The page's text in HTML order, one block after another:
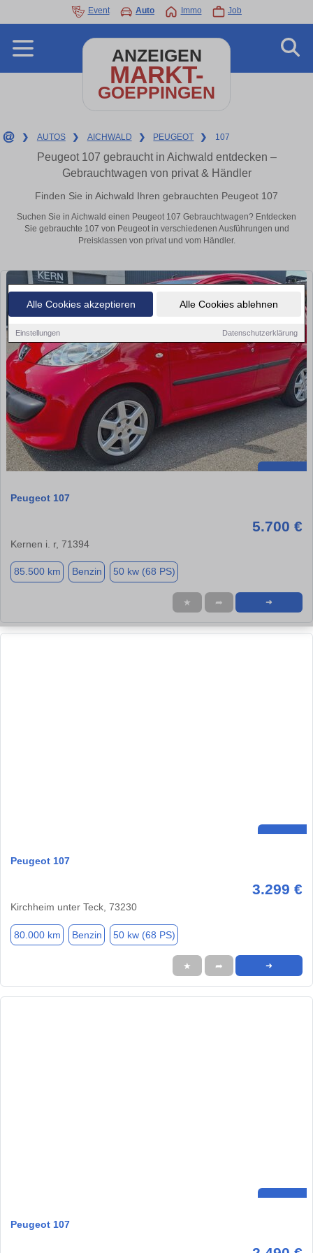
Alle Cookies akzeptieren Alle Cookies ablehnen
Einstellungen Datenschutzerklärung
Event Auto Immo Job
ANZEIGEN
MARKT-
GOEPPINGEN
❯ AUTOS ❯ AICHWALD ❯ PEUGEOT ❯ 107
Peugeot 107 gebraucht in Aichwald entdecken –
Gebrauchtwagen von privat & Händler
Finden Sie in Aichwald Ihren gebrauchten Peugeot 107
Suchen Sie in Aichwald einen Peugeot 107 Gebrauchtwagen? Entdecken
Sie gebrauchte 107 von Peugeot in verschiedenen Ausführungen und
Preisklassen von privat und vom Händler.
Peugeot 107
5.700 €
Kernen i. r, 71394
85.500 km Benzin 50 kw (68 PS)
★ ➦ ➜
Peugeot 107
3.299 €
Kirchheim unter Teck, 73230
80.000 km Benzin 50 kw (68 PS)
★ ➦ ➜
Peugeot 107